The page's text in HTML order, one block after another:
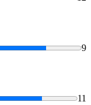
9
11